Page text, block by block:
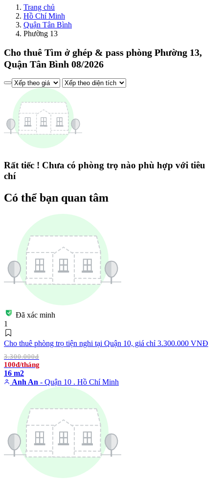
Trang chủ
Hồ Chí Minh
Quận Tân Bình
Phường 13
Cho thuê Tìm ở ghép & pass phòng Phường 13,
Quận Tân Bình 08/2026
Rất tiếc ! Chưa có phòng trọ nào phù hợp với tiêu
chí
Có thể bạn quan tâm
Đã xác minh
1
Cho thuê phòng trọ tiện nghi tại Quận 10, giá chỉ 3.300.000 VNĐ
3.300.000đ
100đ/tháng
16 m2
Anh An - Quận 10 . Hồ Chí Minh